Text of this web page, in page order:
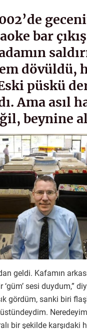
bar
dövüldü,
püskü
Ama asıl
beynine
geldi. Kafamın
sesi duydum,”
gördüm, sanki biri
bir şekilde karşıdaki